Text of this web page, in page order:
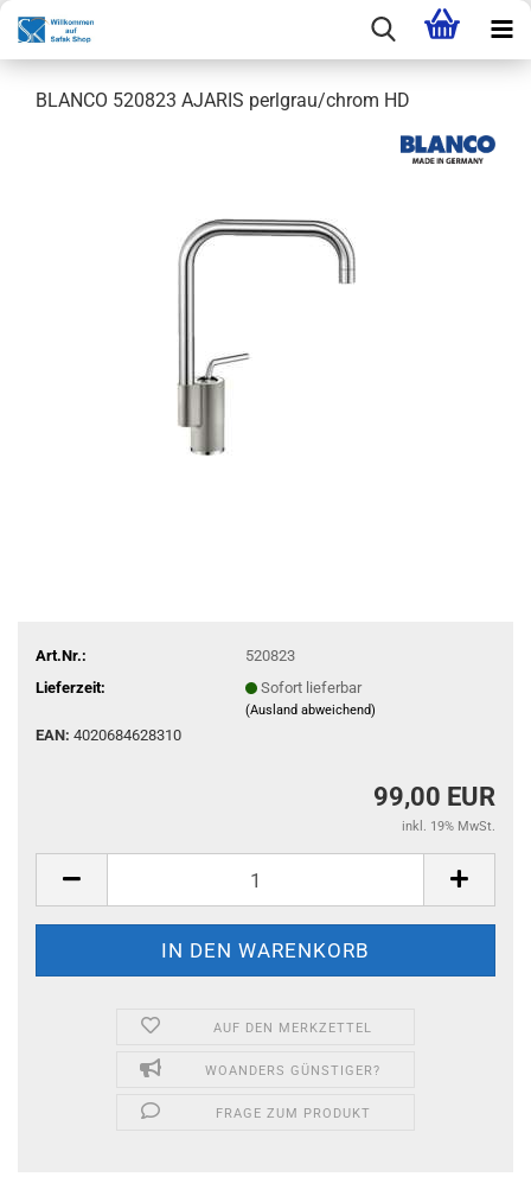
BLANCO 520823 AJARIS perlgrau/chrom HD
Art.Nr.:
520823
Lieferzeit:
Sofort lieferbar
(Ausland abweichend)
EAN: 4020684628310
99,00 EUR
inkl. 19% MwSt.
AUF DEN MERKZETTEL
WOANDERS GÜNSTIGER?
FRAGE ZUM PRODUKT